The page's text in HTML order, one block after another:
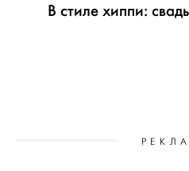
В стиле хиппи: